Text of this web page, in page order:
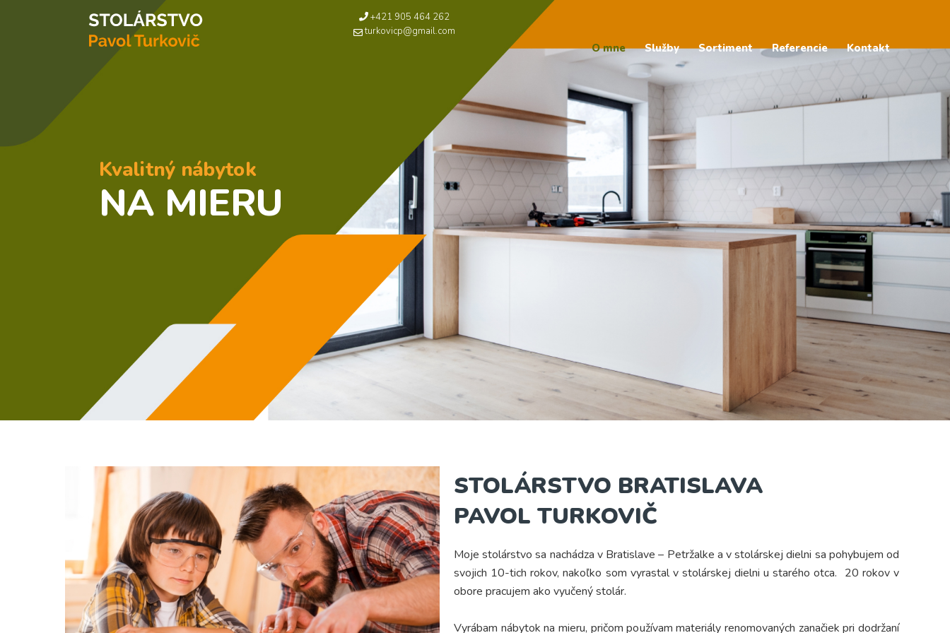
+421 905 464 262
turkovicp@gmail.com
O mne Služby Sortiment Referencie Kontakt
Kvalitný nábytok
NA MIERU
STOLÁRSTVO BRATISLAVA
PAVOL TURKOVIČ
Moje stolárstvo sa nachádza v Bratislave – Petržalke a v stolárskej dielni sa pohybujem od
svojich 10-tich rokov, nakoľko som vyrastal v stolárskej dielni u starého otca. 20 rokov v
obore pracujem ako vyučený stolár.
Vyrábam nábytok na mieru, pričom používam materiály renomovaných zanačiek pri dodržaní